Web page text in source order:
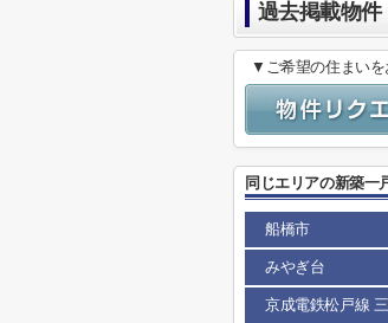
過去掲載物
▼ご希望の住まいを
同じエリアの新築一
船橋市
みやぎ台
京成電鉄松戸線